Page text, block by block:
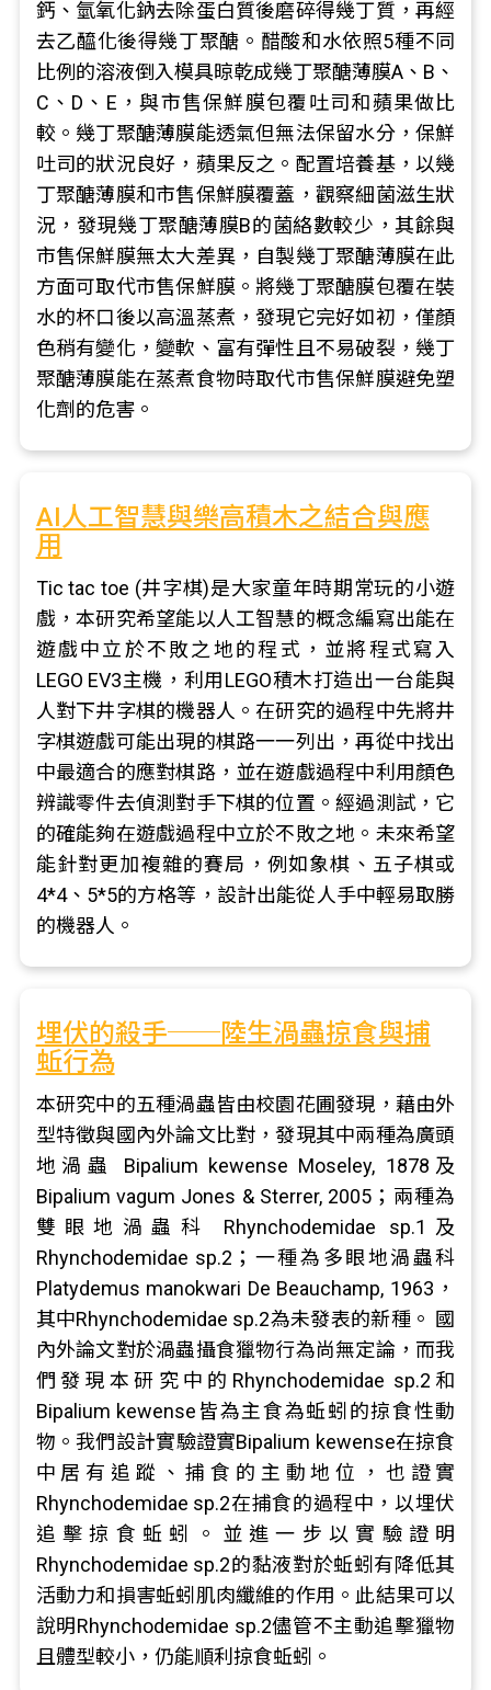
鈣、氫氧化鈉去除蛋白質後磨碎得幾丁質，再經
去乙醯化後得幾丁聚醣。醋酸和水依照5種不同
比例的溶液倒入模具晾乾成幾丁聚醣薄膜A、B、
C、D、E，與市售保鮮膜包覆吐司和蘋果做比
較。幾丁聚醣薄膜能透氣但無法保留水分，保鮮
吐司的狀況良好，蘋果反之。配置培養基，以幾
丁聚醣薄膜和市售保鮮膜覆蓋，觀察細菌滋生狀
況，發現幾丁聚醣薄膜B的菌絡數較少，其餘與
市售保鮮膜無太大差異，自製幾丁聚醣薄膜在此
方面可取代市售保鮮膜。將幾丁聚醣膜包覆在裝
水的杯口後以高溫蒸煮，發現它完好如初，僅顏
色稍有變化，變軟、富有彈性且不易破裂，幾丁
聚醣薄膜能在蒸煮食物時取代市售保鮮膜避免塑
化劑的危害。
AI人工智慧與樂高積木之結合與應
用
Tic tac toe (井字棋)是大家童年時期常玩的小遊
戲，本研究希望能以人工智慧的概念編寫出能在
遊戲中立於不敗之地的程式，並將程式寫入
LEGO EV3主機，利用LEGO積木打造出一台能與
人對下井字棋的機器人。在研究的過程中先將井
字棋遊戲可能出現的棋路一一列出，再從中找出
中最適合的應對棋路，並在遊戲過程中利用顏色
辨識零件去偵測對手下棋的位置。經過測試，它
的確能夠在遊戲過程中立於不敗之地。未來希望
能針對更加複雜的賽局，例如象棋、五子棋或
4*4、5*5的方格等，設計出能從人手中輕易取勝
的機器人。
埋伏的殺手──陸生渦蟲掠食與捕
蚯行為
本研究中的五種渦蟲皆由校園花圃發現，藉由外
型特徵與國內外論文比對，發現其中兩種為廣頭
地渦蟲 Bipalium kewense Moseley, 1878及
Bipalium vagum Jones & Sterrer, 2005；兩種為
雙眼地渦蟲科 Rhynchodemidae sp.1及
Rhynchodemidae sp.2；一種為多眼地渦蟲科
Platydemus manokwari De Beauchamp, 1963，
其中Rhynchodemidae sp.2為未發表的新種。 國
內外論文對於渦蟲攝食獵物行為尚無定論，而我
們發現本研究中的Rhynchodemidae sp.2和
Bipalium kewense皆為主食為蚯蚓的掠食性動
物。我們設計實驗證實Bipalium kewense在掠食
中居有追蹤、捕食的主動地位，也證實
Rhynchodemidae sp.2在捕食的過程中，以埋伏
追擊掠食蚯蚓。並進一步以實驗證明
Rhynchodemidae sp.2的黏液對於蚯蚓有降低其
活動力和損害蚯蚓肌肉纖維的作用。此結果可以
說明Rhynchodemidae sp.2儘管不主動追擊獵物
且體型較小，仍能順利掠食蚯蚓。